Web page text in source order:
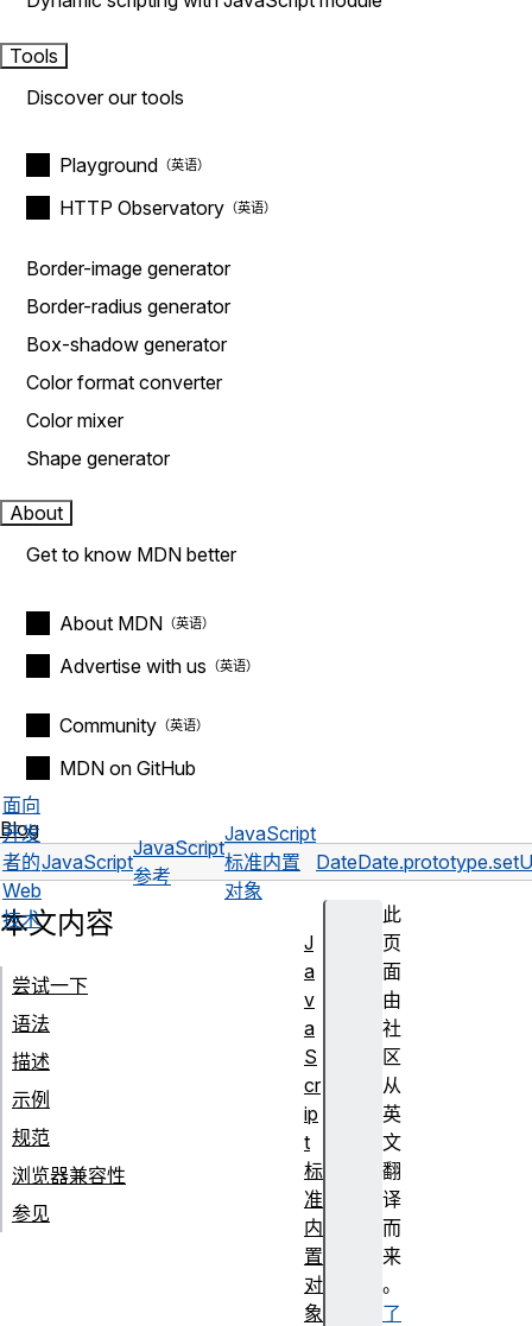
Tools
Discover our tools
Playground
HTTP Observatory
Border-image generator
Border-radius generator
Box-shadow generator
Color format converter
Color mixer
Shape generator
About
Get to know MDN better
About MDN
Advertise with us
Community
MDN on GitHub
Blog
面向
开发
者的
Web
技术
JavaScript
JavaScript
参考
JavaScript
标准内置
对象
Date
此
页
面
由
社
区
从
英
文
翻
译
而
来
。
了
本文内容
尝试一下
语法
描述
示例
规范
浏览器兼容性
参见
J
a
v
a
S
cr
ip
t
标
准
内
置
对
象